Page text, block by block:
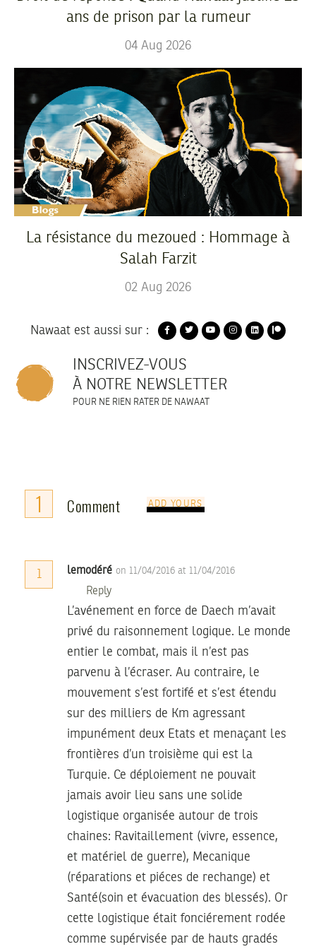
ans de prison par la rumeur
04 Aug 2026
La résistance du mezoued : Hommage à
Salah Farzit
02 Aug 2026
Nawaat est aussi sur :
INSCRIVEZ-VOUS
À NOTRE NEWSLETTER
POUR NE RIEN RATER DE NAWAAT
1 Comment ADD YOURS
1 lemodéré on 11/04/2016 at 11/04/2016
Reply
L’avénement en force de Daech m’avait
privé du raisonnement logique. Le monde
entier le combat, mais il n’est pas
parvenu à l’écraser. Au contraire, le
mouvement s’est fortifé et s’est étendu
sur des milliers de Km agressant
impunément deux Etats et menaçant les
frontières d’un troisième qui est la
Turquie. Ce déploiement ne pouvait
jamais avoir lieu sans une solide
logistique organisée autour de trois
chaines: Ravitaillement (vivre, essence,
et matériel de guerre), Mecanique
(réparations et piéces de rechange) et
Santé(soin et évacuation des blessés). Or
cette logistique était fonciérement rodée
comme supérvisée par de hauts gradés